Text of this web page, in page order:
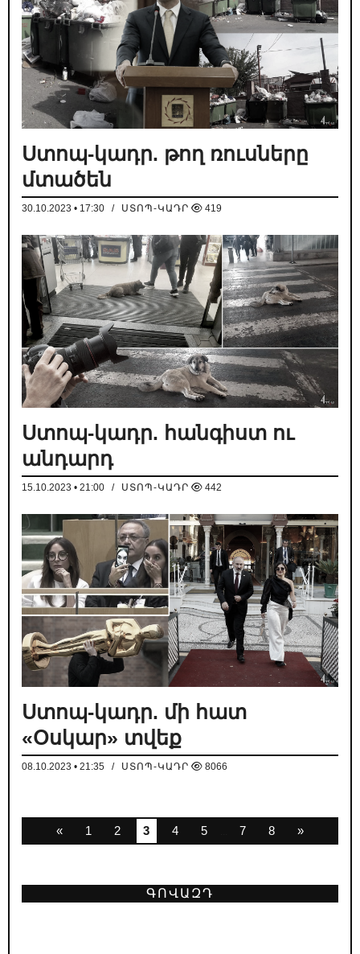
Ստոպ-կադր. թող ռուսները
մտածեն
30.10.2023 • 17:30 / ՍՏՈՊ-ԿԱԴՐ 419
Ստոպ-կադր. հանգիստ ու
անդարդ
15.10.2023 • 21:00 / ՍՏՈՊ-ԿԱԴՐ 442
Ստոպ-կադր. մի հատ
«Օսկար» տվեք
08.10.2023 • 21:35 / ՍՏՈՊ-ԿԱԴՐ 8066
« 1 2 3 4 5 7 8 »
ԳՈՎԱԶԴ